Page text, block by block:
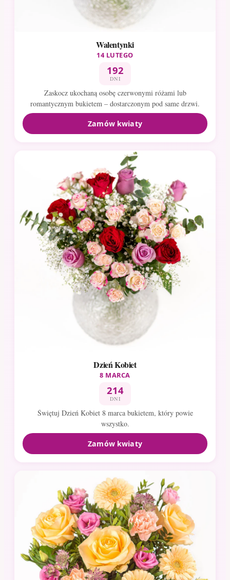
Walentynki
14 LUTEGO
192
DNI
Zaskocz ukochaną osobę czerwonymi różami lub
romantycznym bukietem – dostarczonym pod same drzwi.
Zamów kwiaty
Dzień Kobiet
8 MARCA
214
DNI
Świętuj Dzień Kobiet 8 marca bukietem, który powie
wszystko.
Zamów kwiaty